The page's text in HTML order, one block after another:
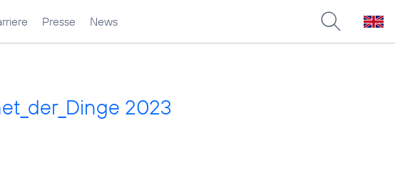
Presse News
2023